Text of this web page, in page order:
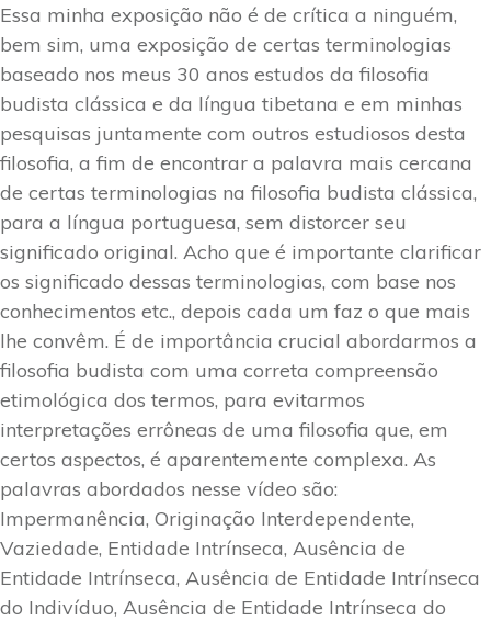
Essa minha exposição não é de crítica a ninguém,
bem sim, uma exposição de certas terminologias
baseado nos meus 30 anos estudos da filosofia
budista clássica e da língua tibetana e em minhas
pesquisas juntamente com outros estudiosos desta
filosofia, a fim de encontrar a palavra mais cercana
de certas terminologias na filosofia budista clássica,
para a língua portuguesa, sem distorcer seu
significado original. Acho que é importante clarificar
os significado dessas terminologias, com base nos
conhecimentos etc., depois cada um faz o que mais
lhe convêm. É de importância crucial abordarmos a
filosofia budista com uma correta compreensão
etimológica dos termos, para evitarmos
interpretações errôneas de uma filosofia que, em
certos aspectos, é aparentemente complexa. As
palavras abordados nesse vídeo são:
Impermanência, Originação Interdependente,
Vaziedade, Entidade Intrínseca, Ausência de
Entidade Intrínseca, Ausência de Entidade Intrínseca
do Indivíduo, Ausência de Entidade Intrínseca do